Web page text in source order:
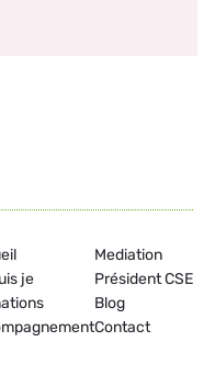
Mediation
Président CSE
Blog
Contact
je